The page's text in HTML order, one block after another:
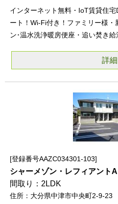
インターネット無料・IoT賃貸住
ート！Wi-Fi付き！ファミリー様・
ン･温水洗浄暖房便座・追い焚き
詳細
登録番号AAZC034301-103
シャーメゾン・レフィアント
2LDK
大分県中津市中央町2-9-23